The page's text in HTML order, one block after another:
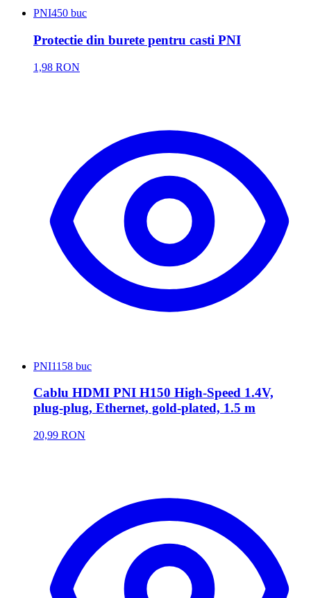
PNI450 buc
Protectie din burete pentru casti PNI
1,98 RON
PNI1158 buc
Cablu HDMI PNI H150 High-Speed 1.4V,
plug-plug, Ethernet, gold-plated, 1.5 m
20,99 RON